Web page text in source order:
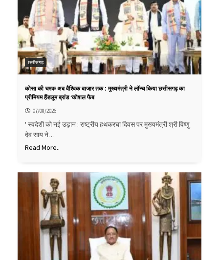
छत्तीसगढ़
कोसा की चमक अब वैश्विक बाजार तक : मुख्यमंत्री ने लॉन्च किया छत्तीसगढ़ का
प्रीमियम हैंडलूम ब्रांड ‘कोशल फैब
07/08/2026
' स्वदेशी को नई उड़ान : राष्ट्रीय हथकरघा दिवस पर मुख्यमंत्री श्री विष्णु
देव साय ने…
Read More..